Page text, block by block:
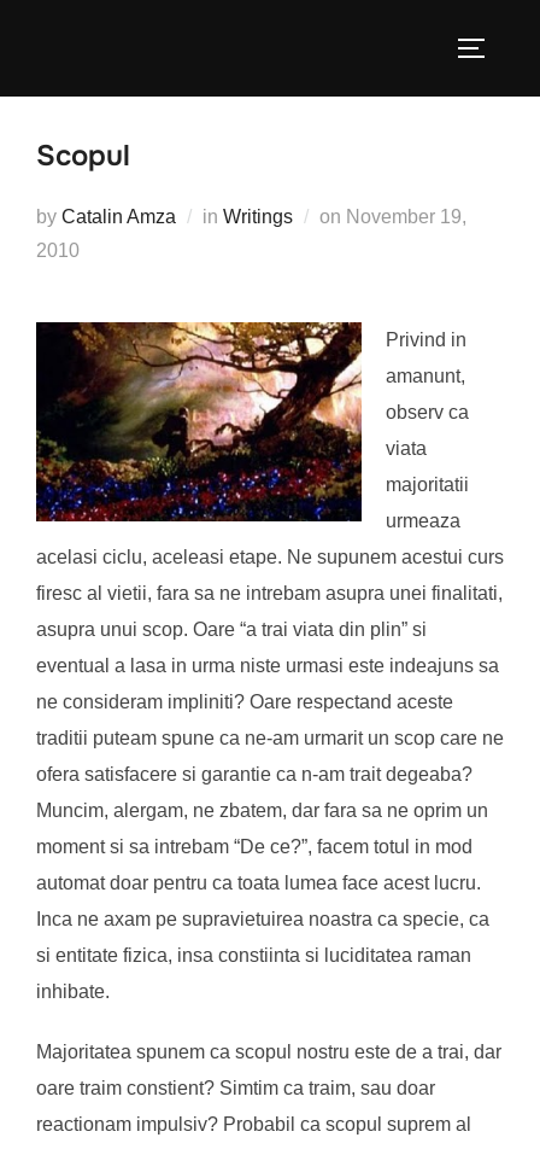
Scopul
by Catalin Amza in Writings on Posted
November 19,
2010
Privind in
amanunt,
observ ca
viata
majoritatii
urmeaza
acelasi ciclu, aceleasi etape. Ne supunem acestui curs
firesc al vietii, fara sa ne intrebam asupra unei finalitati,
asupra unui scop. Oare “a trai viata din plin” si
eventual a lasa in urma niste urmasi este indeajuns sa
ne consideram impliniti? Oare respectand aceste
traditii puteam spune ca ne-am urmarit un scop care ne
ofera satisfacere si garantie ca n-am trait degeaba?
Muncim, alergam, ne zbatem, dar fara sa ne oprim un
moment si sa intrebam “De ce?”, facem totul in mod
automat doar pentru ca toata lumea face acest lucru.
Inca ne axam pe supravietuirea noastra ca specie, ca
si entitate fizica, insa constiinta si luciditatea raman
inhibate.
Majoritatea spunem ca scopul nostru este de a trai, dar
oare traim constient? Simtim ca traim, sau doar
reactionam impulsiv? Probabil ca scopul suprem al